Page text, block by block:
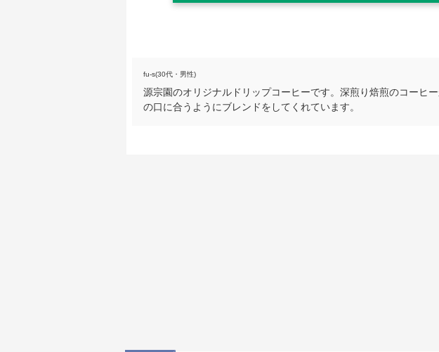
fu-s(30代・男性)
源宗園のオリジナルドリップコーヒーです。深煎り焙煎のコーヒ
の口に合うようにブレンドをしてくれています。